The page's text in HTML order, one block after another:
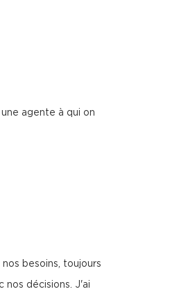
agente à qui on
besoins, toujours
nos décisions. J'ai